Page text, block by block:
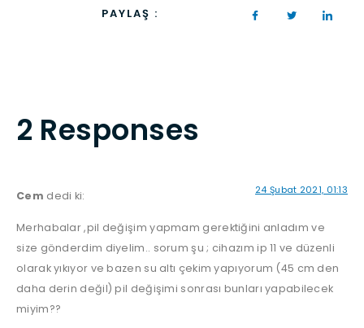
PAYLAŞ :
2 Responses
Cem dedi ki: 24 Şubat 2021, 01:13
Merhabalar ,pil değişim yapmam gerektiğini anladım ve
size gönderdim diyelim.. sorum şu ; cihazım ip 11 ve düzenli
olarak yıkıyor ve bazen su altı çekim yapıyorum (45 cm den
daha derin değil) pil değişimi sonrası bunları yapabilecek
miyim??